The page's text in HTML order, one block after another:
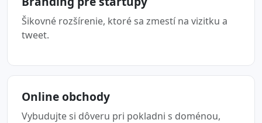
Šikovné rozšírenie, ktoré sa zmestí na vizitku a
tweet.
Online obchody
Vybudujte si dôveru pri pokladni s doménou,